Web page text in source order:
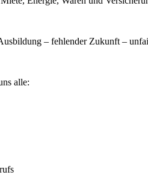
– fehlender Zukunft –
alle: